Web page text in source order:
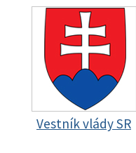
Vestník vlády SR